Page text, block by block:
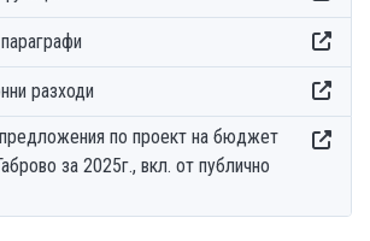
разходи
по проект на бюджет
за 2025г., вкл. от публично